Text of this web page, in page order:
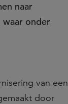
naar
waar onder
van een
door